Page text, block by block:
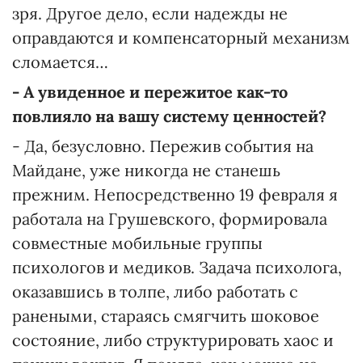
зря. Другое дело, если надежды не
оправдаются и компенсаторный механизм
сломается…
- А увиденное и пережитое как-то
повлияло на вашу систему ценностей?
- Да, безусловно. Пережив события на
Майдане, уже никогда не станешь
прежним. Непосредственно 19 февраля я
работала на Грушевского, формировала
совместные мобильные группы
психологов и медиков. Задача психолога,
оказавшись в толпе, либо работать с
ранеными, стараясь смягчить шоковое
состояние, либо структурировать хаос и